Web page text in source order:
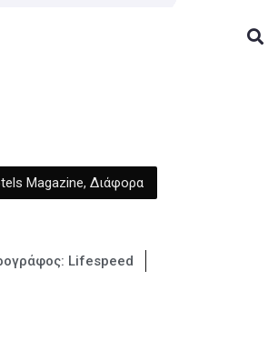
Magazine, Διάφορα
Lifespeed